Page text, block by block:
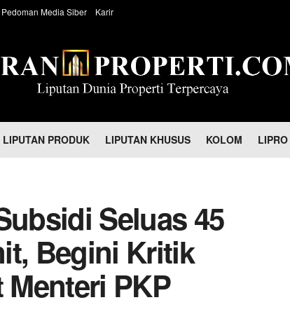
Pedoman Media Siber Karir
LIPUTAN PRODUK LIPUTAN KHUSUS KOLOM
Seluas 45
Begini Kritik
PKP